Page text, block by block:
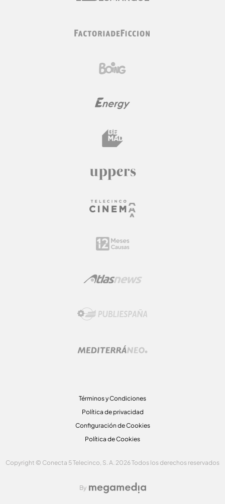
Términos y Condiciones
Política de privacidad
Configuración de Cookies
Política de Cookies
Copyright © Conecta 5 Telecinco, S. A. 2026 Todos los derechos reservados
By